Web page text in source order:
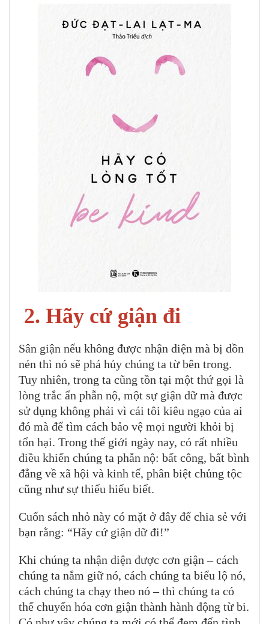
2. Hãy cứ giận đi
Sân giận nếu không được nhận diện mà bị dồn
nén thì nó sẽ phá hủy chúng ta từ bên trong.
Tuy nhiên, trong ta cũng tồn tại một thứ gọi là
lòng trắc ẩn phẫn nộ, một sự giận dữ mà được
sử dụng không phải vì cái tôi kiêu ngạo của ai
đó mà để tìm cách bảo vệ mọi người khỏi bị
tổn hại. Trong thế giới ngày nay, có rất nhiều
điều khiến chúng ta phẫn nộ: bất công, bất bình
đẳng về xã hội và kinh tế, phân biệt chủng tộc
cũng như sự thiếu hiểu biết.
Cuốn sách nhỏ này có mặt ở đây để chia sẻ với
bạn rằng: “Hãy cứ giận dữ đi!”
Khi chúng ta nhận diện được cơn giận – cách
chúng ta nắm giữ nó, cách chúng ta biểu lộ nó,
cách chúng ta chạy theo nó – thì chúng ta có
thể chuyển hóa cơn giận thành hành động từ bi.